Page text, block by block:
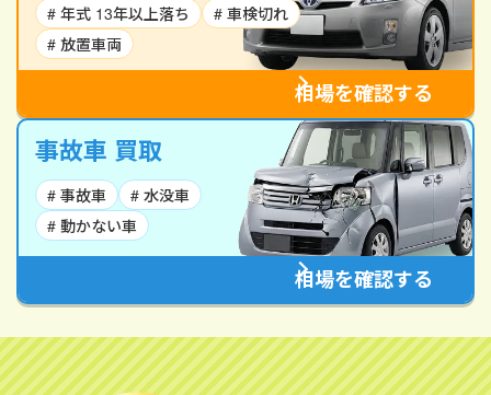
# 年式 13年以上落ち
# 車検切れ
# 放置車両
相場を確認する
事故車 買取
# 事故車
# 水没車
# 動かない車
相場を確認する